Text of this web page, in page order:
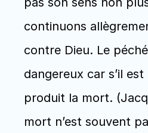
continuons
contre Dieu. Le
dangereux car s’il
produit la mort.
mort n’est souvent